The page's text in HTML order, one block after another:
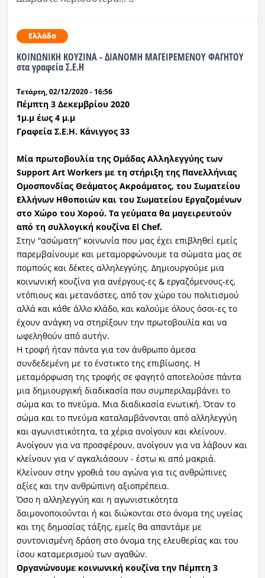
Ελλάδα
ΚΟΙΝΩΝΙΚΗ ΚΟΥΖΙΝΑ - ΔΙΑΝΟΜΗ ΜΑΓΕΙΡΕΜΕΝΟΥ ΦΑΓΗΤΟΥ
στα γραφεία Σ.Ε.Η
Τετάρτη, 02/12/2020 - 16:56
Πέμπτη 3 Δεκεμβρίου 2020
1μ.μ έως 4 μ.μ
Γραφεία Σ.Ε.Η. Κάνιγγος 33
Μία πρωτοβουλία της Ομάδας Αλληλεγγύης των
Support Art Workers με τη στήριξη της Πανελλήνιας
Ομοσπονδίας Θεάματος Ακροάματος, του Σωματείου
Ελλήνων Ηθοποιών και του Σωματείου Εργαζομένων
στο Χώρο του Χορού. Τα γεύματα θα μαγειρευτούν
από τη συλλογική κουζίνα El Chef.
Στην “ασώματη” κοινωνία που μας έχει επιβληθεί εμείς
παρεμβαίνουμε και μεταμορφώνουμε τα σώματα μας σε
πομπούς και δέκτες αλληλεγγύης. Δημιουργούμε μια
κοινωνική κουζίνα για ανέργους-ες & εργαζόμενους-ες,
ντόπιους και μετανάστες, από τον χώρο του πολιτισμού
αλλά και κάθε άλλο κλάδο, και καλούμε όλους όσοι-ες το
έχουν ανάγκη να στηρίξουν την πρωτοβουλία και να
ωφεληθούν από αυτήν.
Η τροφή ήταν πάντα για τον άνθρωπο άμεσα
συνδεδεμένη με το ένστικτο της επιβίωσης. Η
μεταμόρφωση της τροφής σε φαγητό αποτελούσε πάντα
μια δημιουργική διαδικασία που συμπεριλαμβάνει το
σώμα και το πνεύμα. Μια διαδικασία ενωτική. Όταν το
σώμα και το πνεύμα καταλαμβάνονται από αλληλεγγύη
και αγωνιστικότητα, τα χέρια ανοίγουν και κλείνουν.
Ανοίγουν για να προσφέρουν, ανοίγουν για να λάβουν και
κλείνουν για ν’ αγκαλιάσουν - έστω κι από μακριά.
Κλείνουν στην γροθιά του αγώνα για τις ανθρώπινες
αξίες και την ανθρώπινη αξιοπρέπεια.
Όσο η αλληλεγγύη και η αγωνιστικότητα
δαιμονοποιούνται ή και διώκονται στο όνομα της υγείας
και της δημοσίας τάξης, εμείς θα απαντάμε με
συντονισμένη δράση στο όνομα της ελευθερίας και του
ίσου καταμερισμού των αγαθών.
Οργανώνουμε κοινωνική κουζίνα την Πέμπτη 3